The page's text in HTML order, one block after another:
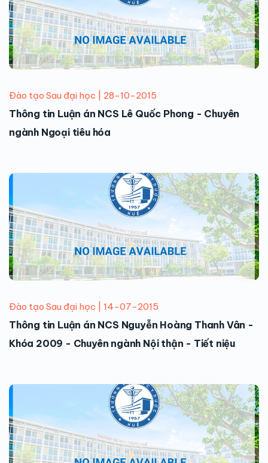
Đào tạo Sau đại học | 28-10-2015
Thông tin Luận án NCS Lê Quốc Phong - Chuyên
ngành Ngoại tiêu hóa
Đào tạo Sau đại học | 14-07-2015
Thông tin Luận án NCS Nguyễn Hoàng Thanh Vân -
Khóa 2009 - Chuyên ngành Nội thận - Tiết niệu